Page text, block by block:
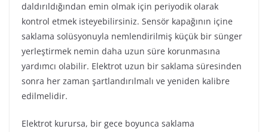
daldırıldığından emin olmak için periyodik olarak
kontrol etmek isteyebilirsiniz. Sensör kapağının içine
saklama solüsyonuyla nemlendirilmiş küçük bir sünger
yerleştirmek nemin daha uzun süre korunmasına
yardımcı olabilir. Elektrot uzun bir saklama süresinden
sonra her zaman şartlandırılmalı ve yeniden kalibre
edilmelidir.
Elektrot kurursa, bir gece boyunca saklama